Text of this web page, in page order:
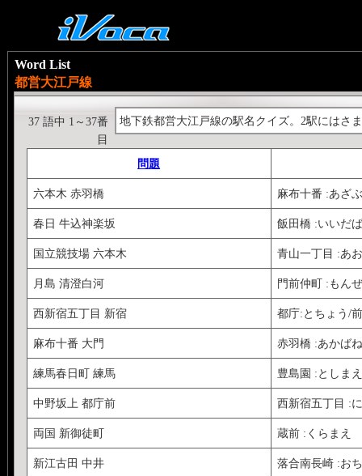
Word List
都営大江戸線
地下鉄都営大江戸線の駅名クイズ。2駅にはさ
37 語中 1～37番
目
問題
六本木 赤羽橋 麻布十番 :あざ
春日 牛込神楽坂 飯田橋 :いいだ
国立競技場 六本木 青山一丁目 :あ
月島 清澄白河 門前仲町 :もん
西新宿五丁目 新宿 都庁:とちょう/
麻布十番 大門 赤羽橋 :あかば
練馬春日町 練馬 豊島園 :としま
中野坂上 都庁前 西新宿五丁目 :
両国 新御徒町 蔵前 :くらまえ
新江古田 中井 落合南長崎 :お